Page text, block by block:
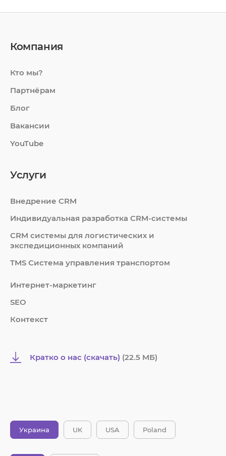
Компания
Кто мы?
Партнёрам
Блог
Вакансии
YouTube
Услуги
Внедрение CRM
Индивидуальная разработка CRM-системы
СRM системы для логистических и
экспедиционных компаний
TMS Система управления транспортом
Интернет-маркетинг
SEO
Контекст
Кратко о нас (скачать) (22.5 MБ)
Украина UK USA Poland